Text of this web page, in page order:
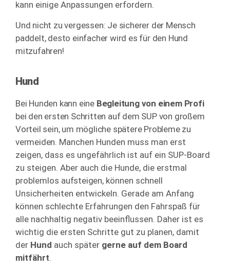
kann einige Anpassungen erfordern.
Und nicht zu vergessen: Je sicherer der Mensch
paddelt, desto einfacher wird es für den Hund
mitzufahren!
Hund
Bei Hunden kann eine Begleitung von einem Profi
bei den ersten Schritten auf dem SUP von großem
Vorteil sein, um mögliche spätere Probleme zu
vermeiden. Manchen Hunden muss man erst
zeigen, dass es ungefährlich ist auf ein SUP-Board
zu steigen. Aber auch die Hunde, die erstmal
problemlos aufsteigen,können schnell
Unsicherheiten entwickeln. Gerade am Anfang
können schlechte Erfahrungen den Fahrspaß für
alle nachhaltig negativ beeinflussen. Daher ist es
wichtig die ersten Schritte gut zu planen, damit
der Hund auch später gerne auf dem Board
mitfährt.